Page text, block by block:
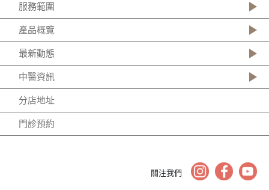
服務範圍
產品概覽
最新動態
中醫資訊
分店地址
門診預約
關注我們